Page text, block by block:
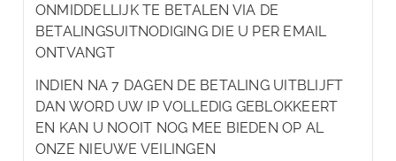
ONMIDDELLIJK TE BETALEN VIA DE
BETALINGSUITNODIGING DIE U PER EMAIL
ONTVANGT
INDIEN NA 7 DAGEN DE BETALING UITBLIJFT
DAN WORD UW IP VOLLEDIG GEBLOKKEERT
EN KAN U NOOIT NOG MEE BIEDEN OP AL
ONZE NIEUWE VEILINGEN